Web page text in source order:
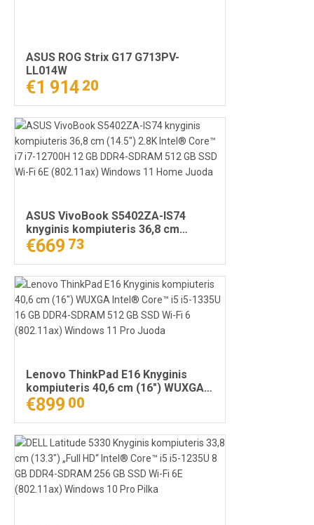
ASUS ROG Strix G17 G713PV-
LL014W
€1 914 20
ASUS VivoBook S5402ZA-IS74
knyginis kompiuteris 36,8 cm
(14.5") 2.8K Intel® Core™ i7 i7-
12700H 12 GB DDR4-SDRAM 512 GB
SSD Wi-Fi 6E (802.11ax) Windows
11 Home Juoda
€669 73
Lenovo ThinkPad E16 Knyginis
kompiuteris 40,6 cm (16") WUXGA
Intel® Core™ i5 i5-1335U 16 GB
DDR4-SDRAM 512 GB SSD Wi-Fi 6
(802.11ax) Windows 11 Pro Juoda
€899 00